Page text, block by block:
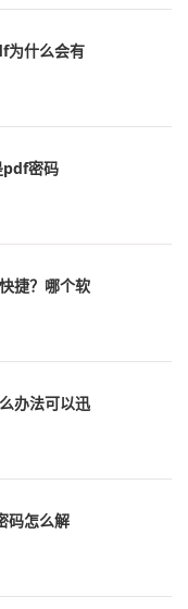
为什么会有
pdf密码
捷？哪个软
办法可以迅
码怎么解